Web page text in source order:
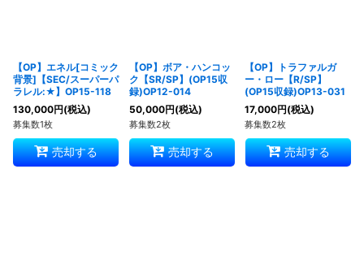
【OP】エネル[コミック
背景]【SEC/スーパーパ
ラレル:★】OP15-118
130,000円(税込)
募集数1枚
売却する
【OP】ボア・ハンコッ
ク【SR/SP】(OP15収
録)OP12-014
50,000円(税込)
募集数2枚
売却する
【OP】トラファルガ
ー・ロー【R/SP】
(OP15収録)OP13-031
17,000円(税込)
募集数2枚
売却する